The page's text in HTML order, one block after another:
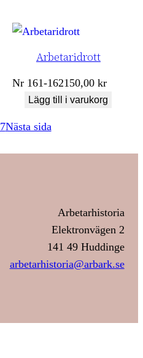
Arbetaridrott
Nr 161-162150,00kr
Lägg till i varukorg
7Nästa sida
Arbetarhistoria
Elektronvägen 2
141 49 Huddinge
arbetarhistoria@arbark.se